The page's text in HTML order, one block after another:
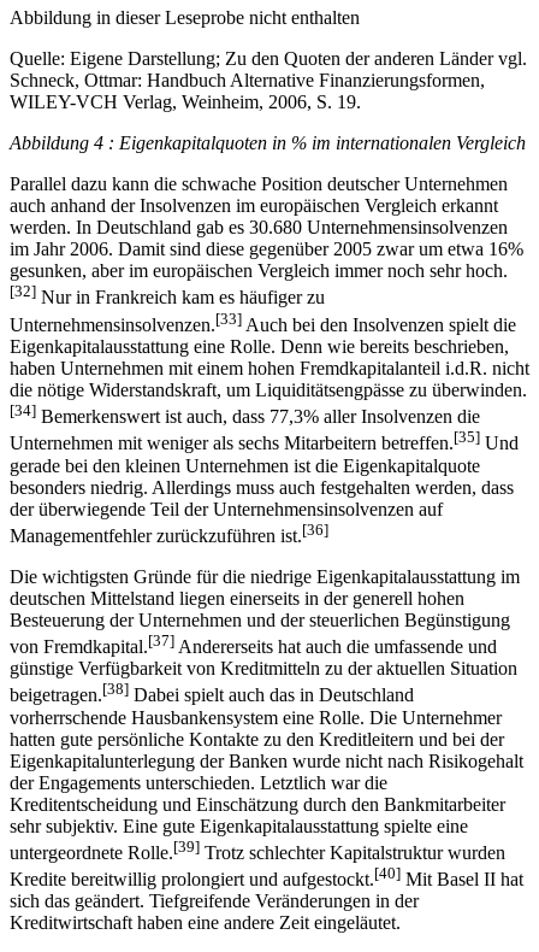
Abbildung in dieser Leseprobe nicht enthalten
Quelle: Eigene Darstellung; Zu den Quoten der anderen Länder vgl.
Schneck, Ottmar: Handbuch Alternative Finanzierungsformen,
WILEY-VCH Verlag, Weinheim, 2006, S. 19.
Abbildung 4 : Eigenkapitalquoten in % im internationalen Vergleich
Parallel dazu kann die schwache Position deutscher Unternehmen
auch anhand der Insolvenzen im europäischen Vergleich erkannt
werden. In Deutschland gab es 30.680 Unternehmensinsolvenzen
im Jahr 2006. Damit sind diese gegenüber 2005 zwar um etwa 16%
gesunken, aber im europäischen Vergleich immer noch sehr hoch.
[32] Nur in Frankreich kam es häufiger zu
Unternehmensinsolvenzen.[33] Auch bei den Insolvenzen spielt die
Eigenkapitalausstattung eine Rolle. Denn wie bereits beschrieben,
haben Unternehmen mit einem hohen Fremdkapitalanteil i.d.R. nicht
die nötige Widerstandskraft, um Liquiditätsengpässe zu überwinden.
[34] Bemerkenswert ist auch, dass 77,3% aller Insolvenzen die
Unternehmen mit weniger als sechs Mitarbeitern betreffen.[35] Und
gerade bei den kleinen Unternehmen ist die Eigenkapitalquote
besonders niedrig. Allerdings muss auch festgehalten werden, dass
der überwiegende Teil der Unternehmensinsolvenzen auf
Managementfehler zurückzuführen ist.[36]
Die wichtigsten Gründe für die niedrige Eigenkapitalausstattung im
deutschen Mittelstand liegen einerseits in der generell hohen
Besteuerung der Unternehmen und der steuerlichen Begünstigung
von Fremdkapital.[37] Andererseits hat auch die umfassende und
günstige Verfügbarkeit von Kreditmitteln zu der aktuellen Situation
beigetragen.[38] Dabei spielt auch das in Deutschland
vorherrschende Hausbankensystem eine Rolle. Die Unternehmer
hatten gute persönliche Kontakte zu den Kreditleitern und bei der
Eigenkapitalunterlegung der Banken wurde nicht nach Risikogehalt
der Engagements unterschieden. Letztlich war die
Kreditentscheidung und Einschätzung durch den Bankmitarbeiter
sehr subjektiv. Eine gute Eigenkapitalausstattung spielte eine
untergeordnete Rolle.[39] Trotz schlechter Kapitalstruktur wurden
Kredite bereitwillig prolongiert und aufgestockt.[40] Mit Basel II hat
sich das geändert. Tiefgreifende Veränderungen in der
Kreditwirtschaft haben eine andere Zeit eingeläutet.